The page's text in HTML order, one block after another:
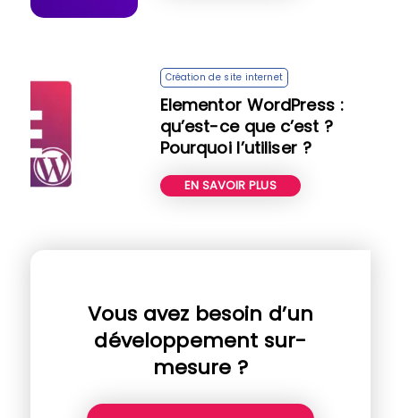
Création de site internet
Elementor WordPress :
qu’est-ce que c’est ?
Pourquoi l’utiliser ?
EN SAVOIR PLUS
Vous avez besoin d’un
développement sur-
mesure ?